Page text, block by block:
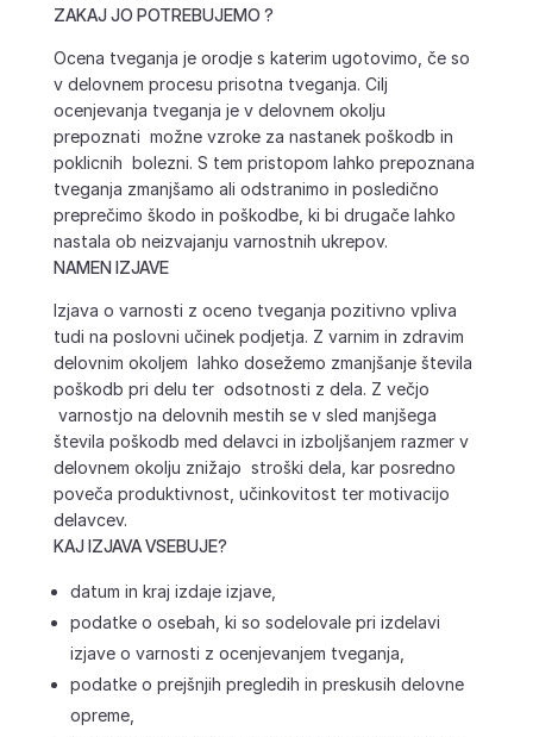
ZAKAJ JO POTREBUJEMO ?
Ocena tveganja je orodje s katerim ugotovimo, če so
v delovnem procesu prisotna tveganja. Cilj
ocenjevanja tveganja je v delovnem okolju
prepoznati možne vzroke za nastanek poškodb in
poklicnih bolezni. S tem pristopom lahko prepoznana
tveganja zmanjšamo ali odstranimo in posledično
preprečimo škodo in poškodbe, ki bi drugače lahko
nastala ob neizvajanju varnostnih ukrepov.
NAMEN IZJAVE
Izjava o varnosti z oceno tveganja pozitivno vpliva
tudi na poslovni učinek podjetja. Z varnim in zdravim
delovnim okoljem lahko dosežemo zmanjšanje števila
poškodb pri delu ter odsotnosti z dela. Z večjo
varnostjo na delovnih mestih se v sled manjšega
števila poškodb med delavci in izboljšanjem razmer v
delovnem okolju znižajo stroški dela, kar posredno
poveča produktivnost, učinkovitost ter motivacijo
delavcev.
KAJ IZJAVA VSEBUJE?
datum in kraj izdaje izjave,
podatke o osebah, ki so sodelovale pri izdelavi
izjave o varnosti z ocenjevanjem tveganja,
podatke o prejšnjih pregledih in preskusih delovne
opreme,